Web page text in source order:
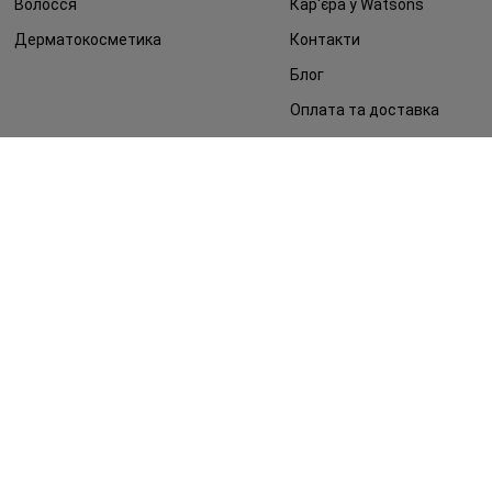
Волосся
Дерматокосметика
Кар'єра у Watsons
Контакти
Блог
Оплата та доставка